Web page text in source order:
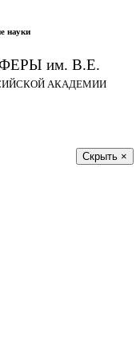
науки
им. В.Е.
АКАДЕМИИ
Скрыть ×